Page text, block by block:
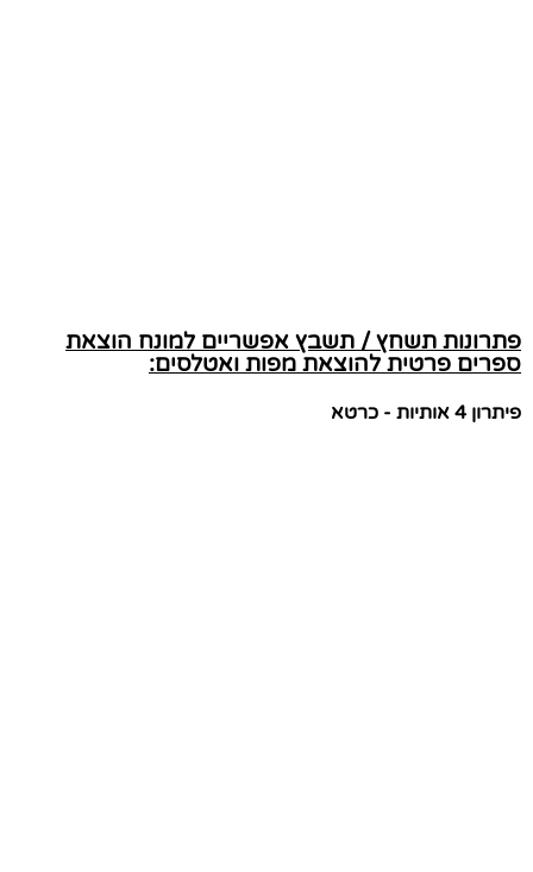
פתרונות תשחץ / תשבץ אפשריים למונח הוצאת
ספרים פרטית להוצאת מפות ואטלסים:
פיתרון 4 אותיות - כרטא